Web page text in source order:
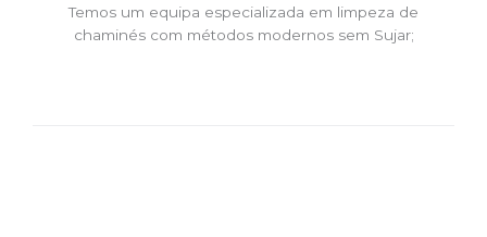
Temos um equipa especializada em limpeza de
chaminés com métodos modernos sem Sujar;